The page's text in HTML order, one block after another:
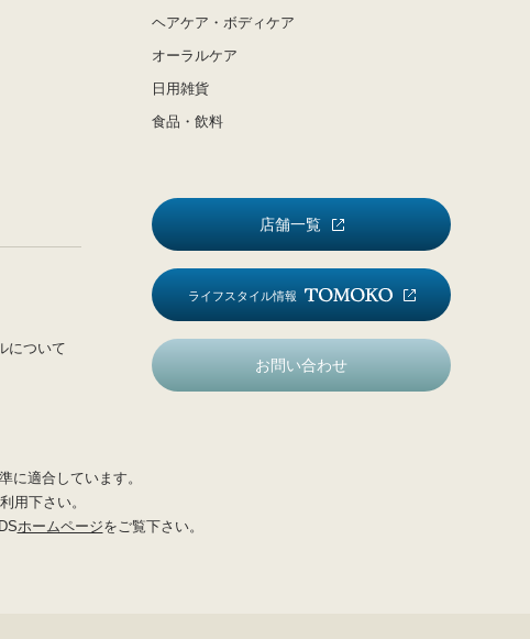
ヘアケア・ボディケア
オーラルケア
日用雑貨
食品・飲料
について
店舗一覧
ライフスタイル情報
お問い合わせ
に適合しています。
用下さい。
ホームページをご覧下さい。